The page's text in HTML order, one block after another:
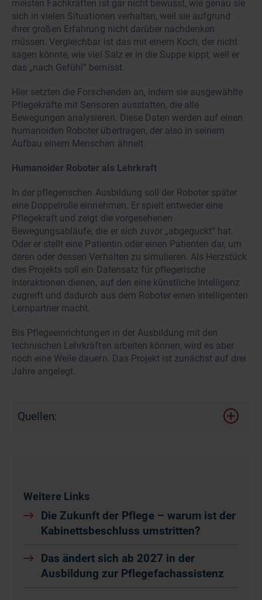
meisten Fachkräften ist gar nicht bewusst, wie genau sie
sich in vielen Situationen verhalten, weil sie aufgrund
ihrer großen Erfahrung nicht darüber nachdenken
müssen. Vergleichbar ist das mit einem Koch, der nicht
sagen könnte, wie viel Salz er in die Suppe kippt, weil er
das „nach Gefühl“ bemisst.
Hier setzten die Forschenden an, indem sie ausgewählte
Pflegekräfte mit Sensoren ausstatten, die alle
Bewegungen analysieren. Diese Daten werden auf einen
humanoiden Roboter übertragen, der also in seinem
Aufbau einem Menschen ähnelt.
Humanoider Roboter als Lehrkraft
In der pflegerischen Ausbildung soll der Roboter später
eine Doppelrolle einnehmen. Er spielt entweder eine
Pflegekraft und zeigt die vorgesehenen
Bewegungsabläufe, die er sich zuvor „abgeguckt“ hat.
Oder er stellt eine Patientin oder einen Patienten dar, um
deren oder dessen Verhalten zu simulieren. Als Herzstück
des Projekts soll ein Datensatz für pflegerische
Interaktionen dienen, auf den eine künstliche Intelligenz
zugreift und dadurch aus dem Roboter einen intelligenten
Lernpartner macht.
Bis Pflegeeinrichtungen in der Ausbildung mit den
technischen Lehrkräften arbeiten können, wird es aber
noch eine Weile dauern. Das Projekt ist zunächst auf drei
Jahre angelegt.
Quellen:
Weitere Links
Die Zukunft der Pflege – warum ist der
Kabinettsbeschluss umstritten?
Das ändert sich ab 2027 in der
Ausbildung zur Pflegefachassistenz